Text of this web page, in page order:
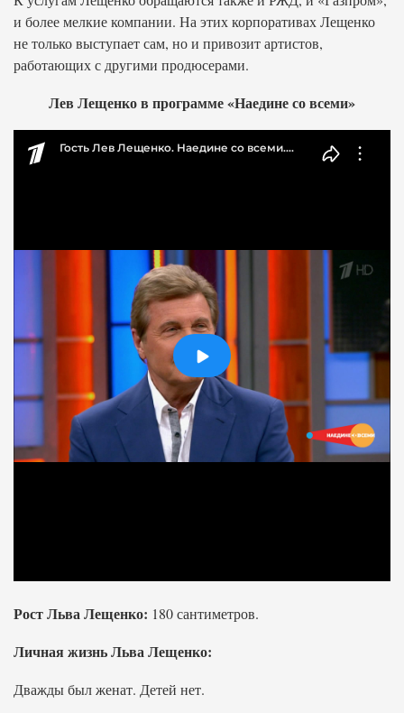
и более мелкие компании. На этих корпоративах Лещенко
не только выступает сам, но и привозит артистов,
работающих с другими продюсерами.
Лев Лещенко в программе «Наедине со всеми»
Рост Льва Лещенко: 180 сантиметров.
Личная жизнь Льва Лещенко:
Дважды был женат. Детей нет.